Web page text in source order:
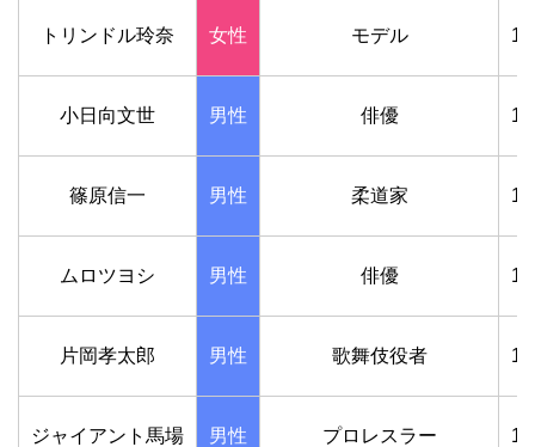
トリンドル玲奈 女性 モデル
小日向文世 男性 俳優
篠原信一 男性 柔道家
ムロツヨシ 男性 俳優
片岡孝太郎 男性 歌舞伎役者
ジャイアント馬場 男性 プロレスラー